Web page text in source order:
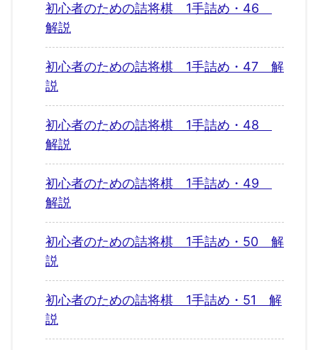
初心者のための詰将棋 1手詰め・46
解説
初心者のための詰将棋 1手詰め・47 解
説
初心者のための詰将棋 1手詰め・48
解説
初心者のための詰将棋 1手詰め・49
解説
初心者のための詰将棋 1手詰め・50 解
説
初心者のための詰将棋 1手詰め・51 解
説